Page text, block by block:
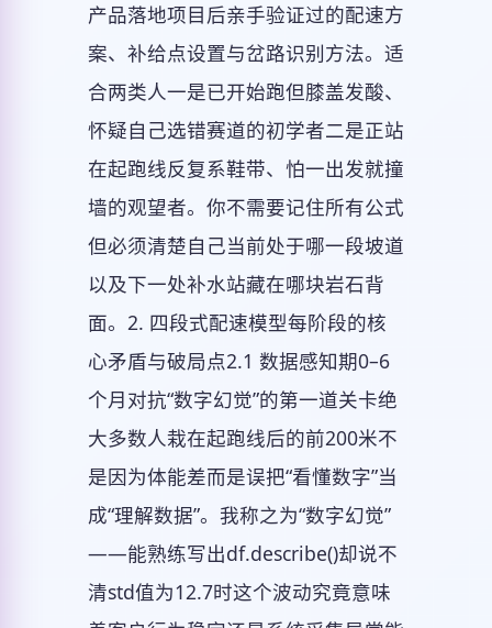
产品落地项目后亲手验证过的配速方
案、补给点设置与岔路识别方法。适
合两类人一是已开始跑但膝盖发酸、
怀疑自己选错赛道的初学者二是正站
在起跑线反复系鞋带、怕一出发就撞
墙的观望者。你不需要记住所有公式
但必须清楚自己当前处于哪一段坡道
以及下一处补水站藏在哪块岩石背
面。2. 四段式配速模型每阶段的核
心矛盾与破局点2.1 数据感知期0–6
个月对抗“数字幻觉”的第一道关卡绝
大多数人栽在起跑线后的前200米不
是因为体能差而是误把“看懂数字”当
成“理解数据”。我称之为“数字幻觉”
——能熟练写出df.describe()却说不
清std值为12.7时这个波动究竟意味